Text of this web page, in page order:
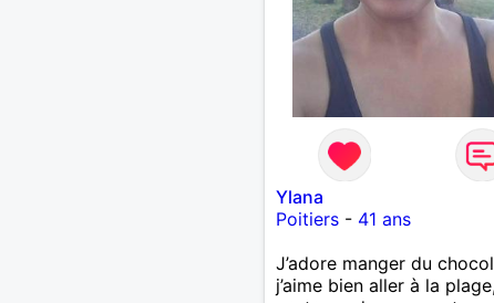
Ylana
Poitiers- 41 ans
J’adore manger du
j’aime bien aller à la